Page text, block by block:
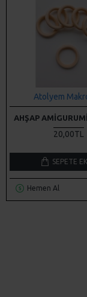
Atolyem
AHŞAP
20,00TL
SEPETE
Hemen Al